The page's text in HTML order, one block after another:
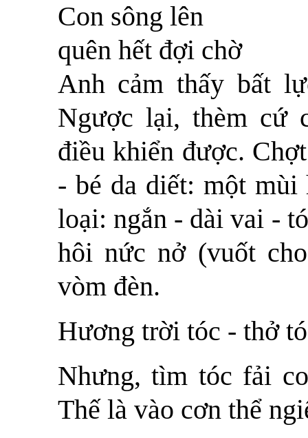
Con sông lên
quên hết đợi chờ
Anh cảm thấy bất
Ngược lại, thèm cứ
điều khiển được.
- bé da diết: một mùi
loại: ngắn - dài vai -
hôi nức nở (vuốt
vòm đèn.
Hương trời tóc - thở
Nhưng, tìm tóc fải
Thế là vào cơn thể